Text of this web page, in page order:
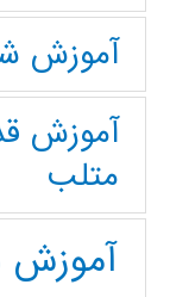
آموزش
آموزش
متلب
آموزش